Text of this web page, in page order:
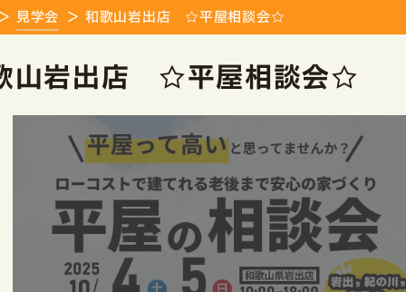
見学会 和歌山岩出店 ☆平屋相談会☆
山岩出店 ☆平屋相談会☆